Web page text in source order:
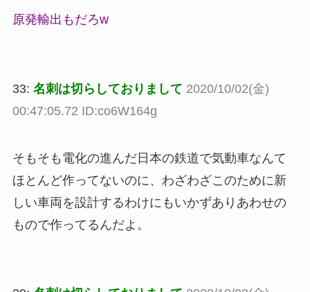
原発輸出もだろw
33: 名刺は切らしておりまして 2020/10/02(金)
00:47:05.72 ID:co6W164g
そもそも電化の進んだ日本の鉄道で気動車なんて
ほとんど作ってないのに、わざわざこのために新
しい車両を設計するわけにもいかずありあわせの
もので作ってるんだよ。